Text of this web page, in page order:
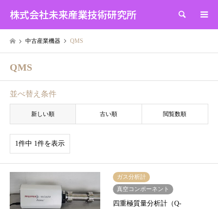
株式会社未来産業技術研究所 検索
中古産業機器 QMS
QMS
並べ替え条件
新しい順 古い順 閲覧数順
1件中 1件を表示
ガス分析計
真空コンポーネント
四重極質量分析計（Q-